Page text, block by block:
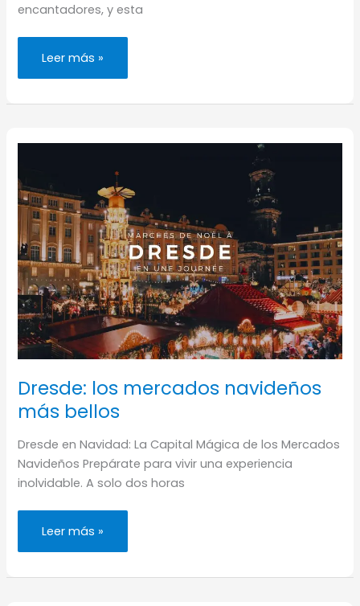
encantadores, y esta
Mercados
Berlín
un
Leer más »
Dresde: los mercados navideños
más bellos
Dresde en Navidad: La Capital Mágica de los Mercados
Navideños Prepárate para vivir una experiencia
inolvidable. A solo dos horas
Dresde:
mercados
más
Leer más »